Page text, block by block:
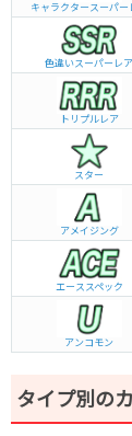
キャラクタースーパー
色違いスーパーレア
トリプルレア
スター
アメイジング
エーススペック
アンコモン
タイプ別の